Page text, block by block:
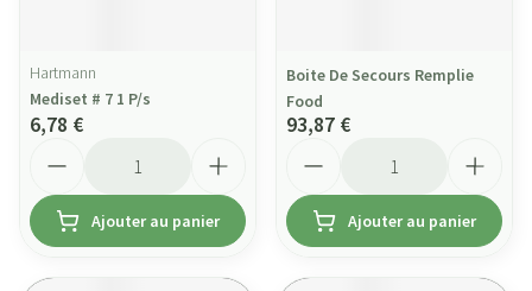
Hartmann
Mediset # 7 1 P/s
6,78 €
Ajouter au panier
Boite De Secours Remplie
Food
93,87 €
Ajouter au panier